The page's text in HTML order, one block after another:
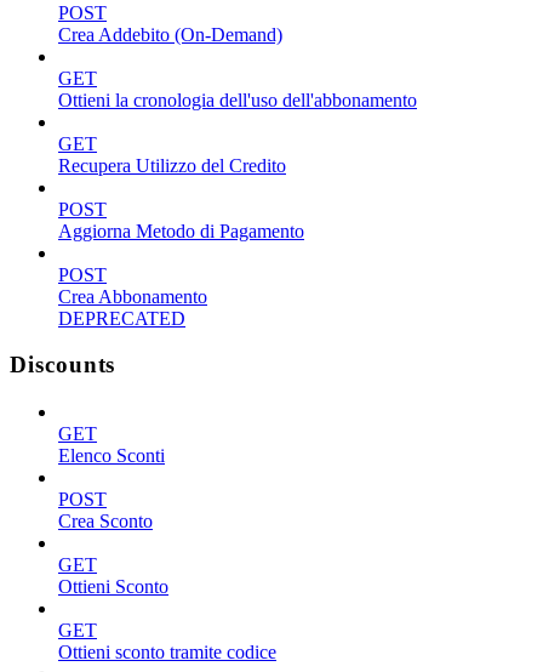
POST
Crea Addebito (On-Demand)
GET
Ottieni la cronologia dell'uso dell'abbonamento
GET
Recupera Utilizzo del Credito
POST
Aggiorna Metodo di Pagamento
POST
Crea Abbonamento
DEPRECATED
Discounts
GET
Elenco Sconti
POST
Crea Sconto
GET
Ottieni Sconto
GET
Ottieni sconto tramite codice